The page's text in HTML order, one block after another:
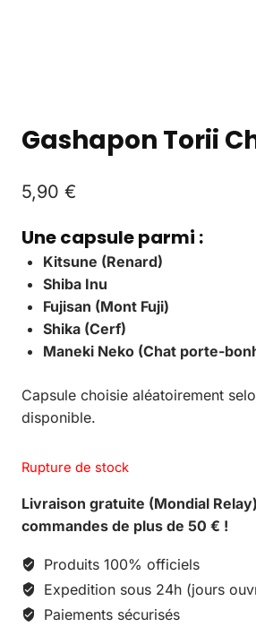
Gashapon Torii
5,90 €
Une capsule parmi :
Kitsune (Renard)
Shiba Inu
Fujisan (Mont Fuji)
Shika (Cerf)
Maneki Neko (Chat porte-
Capsule choisie aléatoirement
disponible.
Rupture de stock
Livraison gratuite (Mondial
commandes de plus de 50 € !
Produits 100% officiels
Expedition sous 24h (jours
Paiements sécurisés